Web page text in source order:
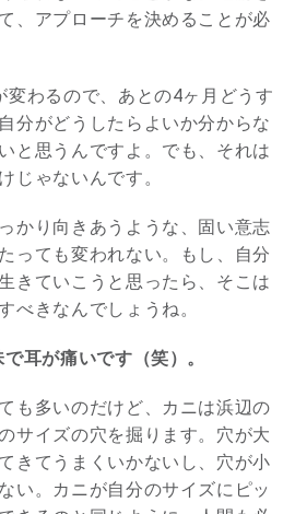
、アプローチを決めることが必
変わるので、あとの4ヶ月どうす
分がどうしたらよいか分からな
と思うんですよ。でも、それは
じゃないんです。
かり向きあうような、固い意志
っても変われない。もし、自分
きていこうと思ったら、そこは
べきなんでしょうね。
耳が痛いです（笑）。
も多いのだけど、カニは浜辺の
サイズの穴を掘ります。穴が大
きてうまくいかないし、穴が小
い。カニが自分のサイズにピッ